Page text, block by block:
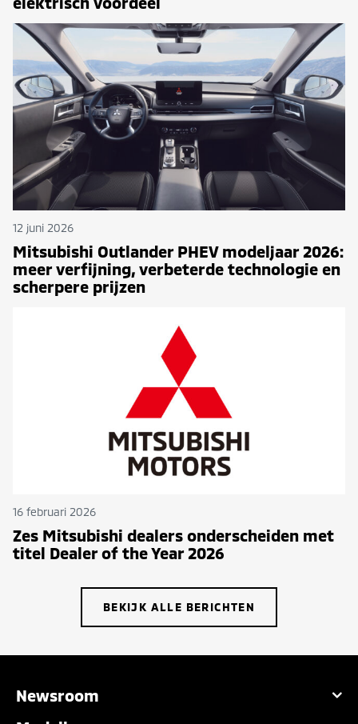
12 juni 2026
Mitsubishi Outlander PHEV modeljaar 2026:
meer verfijning, verbeterde technologie en
scherpere prijzen
16 februari 2026
Zes Mitsubishi dealers onderscheiden met
titel Dealer of the Year 2026
BEKIJK ALLE BERICHTEN
Newsroom